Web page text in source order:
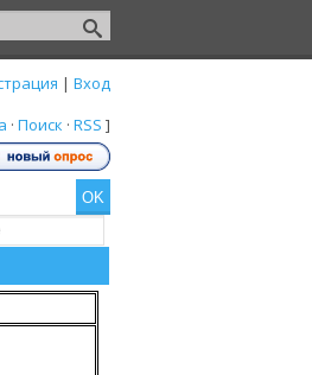
| Вход
· Поиск · RSS ]